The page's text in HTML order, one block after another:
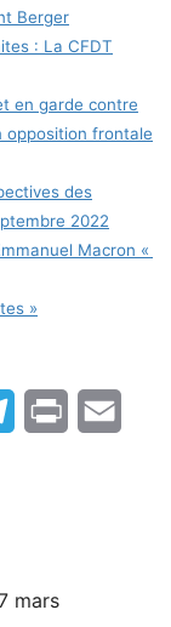
Berger
: La CFDT
en garde contre
opposition frontale
des
2022
Macron «
»
Telegram
Print
mars